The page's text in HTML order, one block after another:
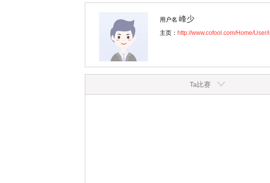
用户名 峰少
主页： http://www.cofool.com/Home/
Ta比赛